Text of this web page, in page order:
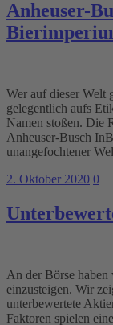
Anheuser-
Wer auf dieser Welt
gelegentlich aufs
Namen stoßen. Die
Anheuser-Busch
unangefochtener
2. Oktober 2020 0
An der Börse
einzusteigen. Wir
unterbewertete
Faktoren spielen